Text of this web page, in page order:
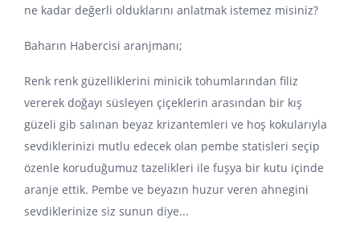
ne kadar değerli olduklarını anlatmak istemez misiniz?
Baharın Habercisi aranjmanı;
Renk renk güzelliklerini minicik tohumlarından filiz
vererek doğayı süsleyen çiçeklerin arasından bir kış
güzeli gib salınan beyaz krizantemleri ve hoş kokularıyla
sevdiklerinizi mutlu edecek olan pembe statisleri seçip
özenle koruduğumuz tazelikleri ile fuşya bir kutu içinde
aranje ettik. Pembe ve beyazın huzur veren ahnegini
sevdiklerinize siz sunun diye...